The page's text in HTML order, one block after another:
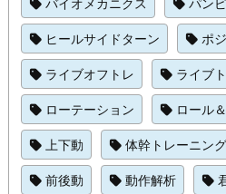
ヒールサイドターン
ポ
ライブオフトレ
ライブ
ローテーション
ロール
上下動
体幹トレーニング
前後動
動作解析